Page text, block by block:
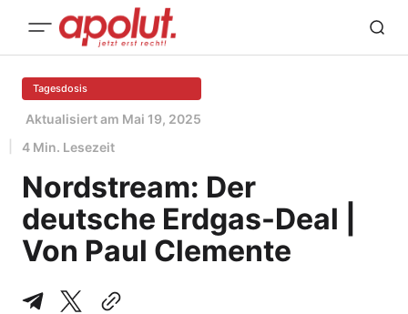
Tagesdosis
Aktualisiert am Mai 19, 2025
4 Min. Lesezeit
Nordstream: Der
deutsche Erdgas-Deal |
Von Paul Clemente